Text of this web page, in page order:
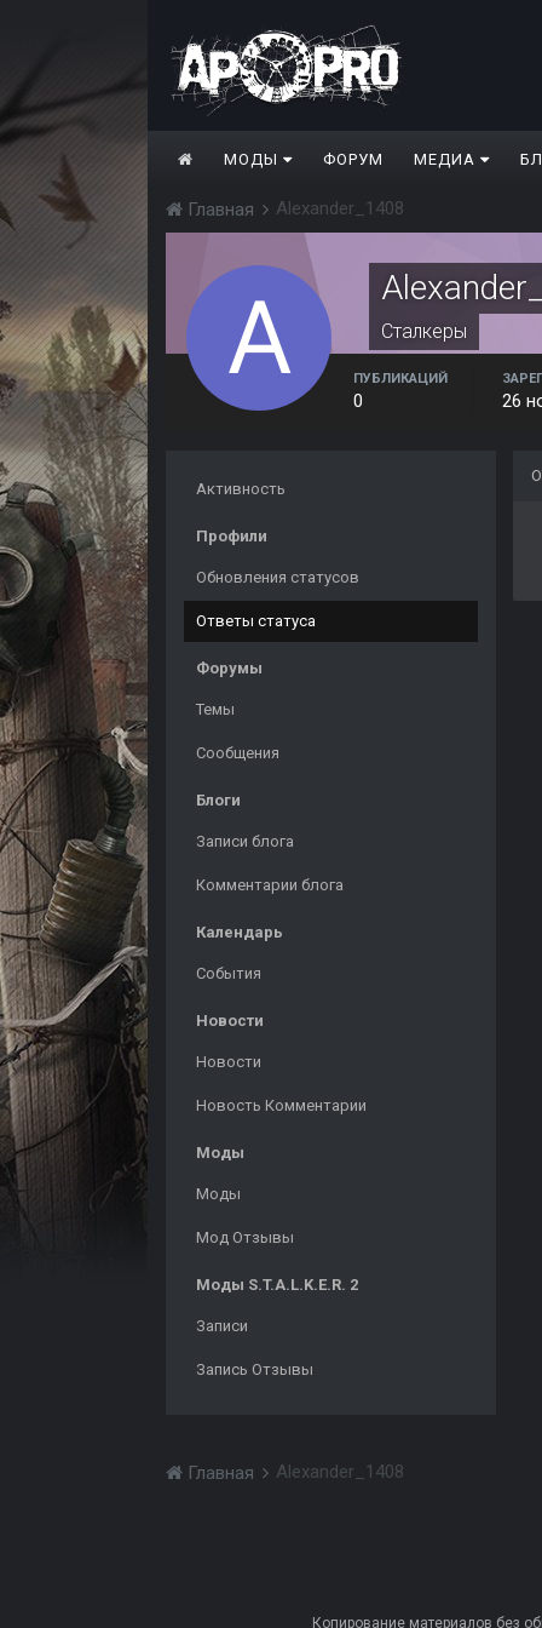
МОДЫ ФОРУМ МЕДИА
Главная Alexander_1408
Сталкеры
ПУБЛИКАЦИЙ
0 26
Активность
Профили
Обновления статусов
Ответы статуса
Форумы
Темы
Сообщения
Блоги
Записи блога
Комментарии блога
Календарь
События
Новости
Новости
Новость Комментарии
Моды
Моды
Мод Отзывы
Моды S.T.A.L.K.E.R. 2
Записи
Запись Отзывы
Главная Alexander_1408
Копирование материалов без